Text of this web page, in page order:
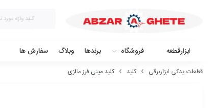
ابزارقطعه فروشگاه برندها وبلاگ سفارش ها
قطعات یدکی ابزاربرقی کلید کلید مینی فرز مالزی